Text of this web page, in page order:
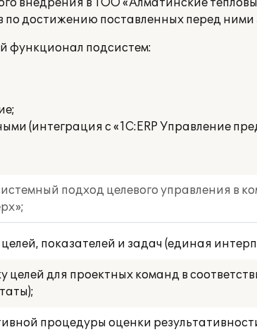
внедрения в ТОО «Алматинские
достижению поставленных перед ними
функционал подсистем:
;
(интеграция с «1С:ERP Управление
подход целевого управления в
показателей и задач (единая
для проектных команд в
процедуры оценки